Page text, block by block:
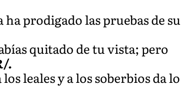
prodigado las pruebas de su
quitado de tu vista; pero
.
leales y a los soberbios da lo